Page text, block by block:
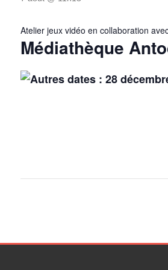
Atelier jeux vidéo en collaboration
Médiathèque
Autres dates : 28